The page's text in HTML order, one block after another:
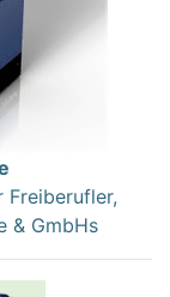
Freiberufler,
& GmbHs